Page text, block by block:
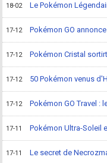
18-02 Le Pokémon
17-12 Pokémon GO
17-12 Pokémon Cristal
17-12 50 Pokémon venus
17-12 Pokémon GO Travel :
17-11 Pokémon Ultra-Soleil
17-11 Le secret de